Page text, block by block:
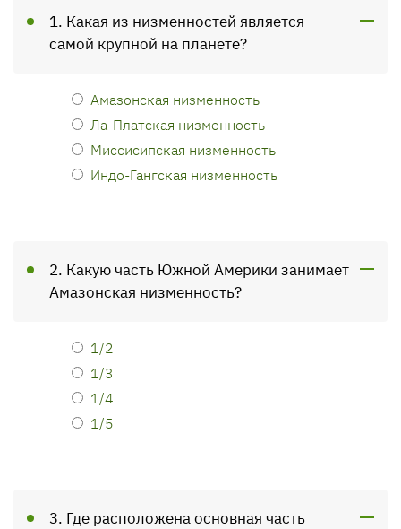
1. Какая из низменностей является
самой крупной на планете?
Амазонская низменность
Ла-Платская низменность
Миссисипская низменность
Индо-Гангская низменность
2. Какую часть Южной Америки занимает
Амазонская низменность?
1/2
1/3
1/4
1/5
3. Где расположена основная часть